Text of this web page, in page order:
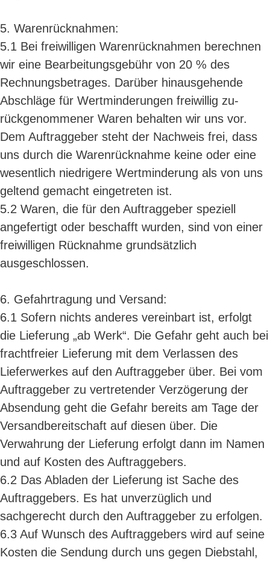
5. Warenrücknahmen:
5.1 Bei freiwilligen Warenrücknahmen berechnen
wir eine Bearbeitungsgebühr von 20 % des
Rechnungsbetrages. Darüber hinausgehende
Abschläge für Wertminderungen freiwillig zu-
rückgenommener Waren behalten wir uns vor.
Dem Auftraggeber steht der Nachweis frei, dass
uns durch die Warenrücknahme keine oder eine
wesentlich niedrigere Wertminderung als von uns
geltend gemacht eingetreten ist.
5.2 Waren, die für den Auftraggeber speziell
angefertigt oder beschafft wurden, sind von einer
freiwilligen Rücknahme grundsätzlich
ausgeschlossen.
6. Gefahrtragung und Versand:
6.1 Sofern nichts anderes vereinbart ist, erfolgt
die Lieferung „ab Werk“. Die Gefahr geht auch bei
frachtfreier Lieferung mit dem Verlassen des
Lieferwerkes auf den Auftraggeber über. Bei vom
Auftraggeber zu vertretender Verzögerung der
Absendung geht die Gefahr bereits am Tage der
Versandbereitschaft auf diesen über. Die
Verwahrung der Lieferung erfolgt dann im Namen
und auf Kosten des Auftraggebers.
6.2 Das Abladen der Lieferung ist Sache des
Auftraggebers. Es hat unverzüglich und
sachgerecht durch den Auftraggeber zu erfolgen.
6.3 Auf Wunsch des Auftraggebers wird auf seine
Kosten die Sendung durch uns gegen Diebstahl,